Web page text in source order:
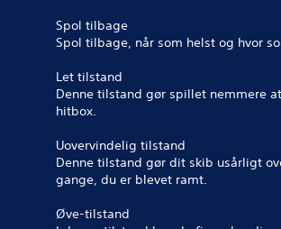
Spol tilbage
Spol tilbage, når som helst og hvor
Let tilstand
Denne tilstand gør spillet nemmere
hitbox.
Uovervindelig tilstand
Denne tilstand gør dit skib usårligt
gange, du er blevet ramt.
Øve-tilstand